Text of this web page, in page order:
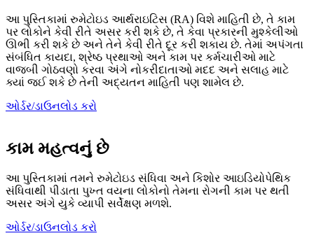
આ પુસ્તિકામાં રુમેટોઇડ આર્થરાઇટિસ (RA) વિશે માહિતી છે, તે કામ
પર લોકોને કેવી રીતે અસર કરી શકે છે, તે કેવા પ્રકારની મુશ્કેલીઓ
ઊભી કરી શકે છે અને તેને કેવી રીતે દૂર કરી શકાય છે. તેમાં અપંગતા
સંબંધિત કાયદા, શ્રેષ્ઠ પ્રથાઓ અને કામ પર કર્મચારીઓ માટે
વાજબી ગોઠવણો કરવા અંગે નોકરીદાતાઓ મદદ અને સલાહ માટે
ક્યાં જઈ શકે છે તેની અદ્યતન માહિતી પણ શામેલ છે.
ઓર્ડર/ડાઉનલોડ કરો
કામ મહત્વનું છે
આ પુસ્તિકામાં તમને રુમેટોઇડ સંધિવા અને કિશોર આઇડિયોપેથિક
સંધિવાથી પીડાતા પુખ્ત વયના લોકોનો તેમના રોગની કામ પર થતી
અસર અંગે યુકે વ્યાપી સર્વેક્ષણ મળશે.
ઓર્ડર/ડાઉનલોડ કરો